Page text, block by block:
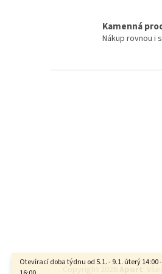
Otevírací doba týdnu od 5.1. - 9.1. úterý 14:00
Kamenná
Nákup rovnou i
.